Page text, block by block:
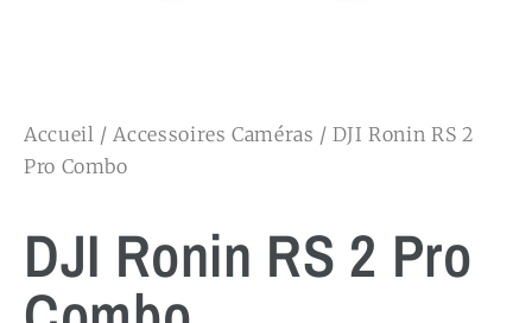
Accueil /Accessoires Caméras / DJI Ronin RS 2
Pro Combo
DJI Ronin RS 2 Pro